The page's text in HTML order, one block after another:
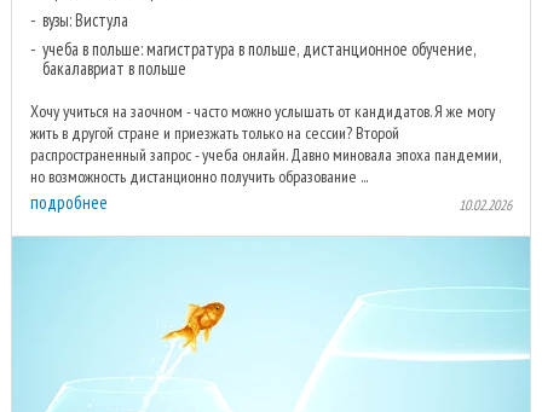
вузы: Вистула
учеба в польше: магистратура в польше, дистанционное обучение,
бакалавриат в польше
Хочу учиться на заочном - часто можно услышать от кандидатов. Я же могу
жить в другой стране и приезжать только на сессии? Второй
распространенный запрос - учеба онлайн. Давно миновала эпоха пандемии,
но возможность дистанционно получить образование ...
подробнее 10.02.2026